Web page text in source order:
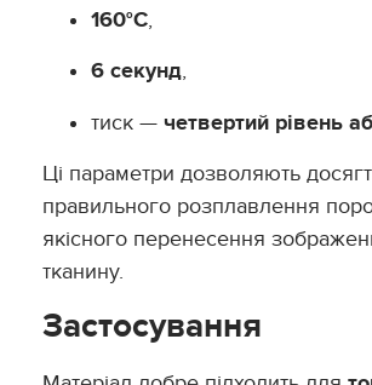
160°C,
6 секунд,
тиск — четвертий рівень
Ці параметри дозволяють
правильного розплавлення
якісного перенесення
тканину.
Застосування